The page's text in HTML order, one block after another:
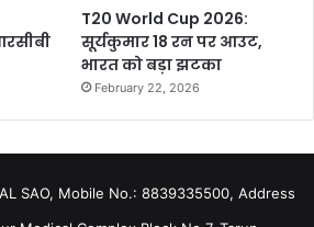
T20 World Cup 2026:
सूर्यकुमार 18 रन पर आउट,
भारत को बड़ा झटका
February 22, 2026
SAO, Mobile No.: 8839335500, Address